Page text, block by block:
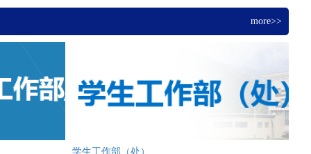
more>>
学生工作部（处）